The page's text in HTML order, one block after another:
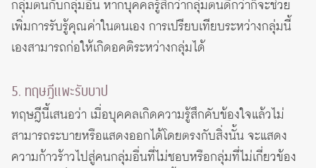
กลุ่มตนกับกลุ่มอื่น หากบุคคลรู้สึกว่ากลุ่มตนดีกว่าก็จะช่วย
เพิ่มการรับรู้คุณค่าในตนเอง การเปรียบเทียบระหว่างกลุ่มนี้
เองสามารถก่อให้เกิดอคติระหว่างกลุ่มได้
5. ทฤษฎีแพะรับบาป
ทฤษฎีนี้เสนอว่า เมื่อบุคคลเกิดความรู้สึกคับข้องใจแล้วไม่
สามารถระบายหรือแสดงออกได้โดยตรงกับสิ่งนั้น จะแสดง
ความก้าวร้าวไปสู่คนกลุ่มอื่นที่ไม่ชอบหรือกลุ่มที่ไม่เกี่ยวข้อง